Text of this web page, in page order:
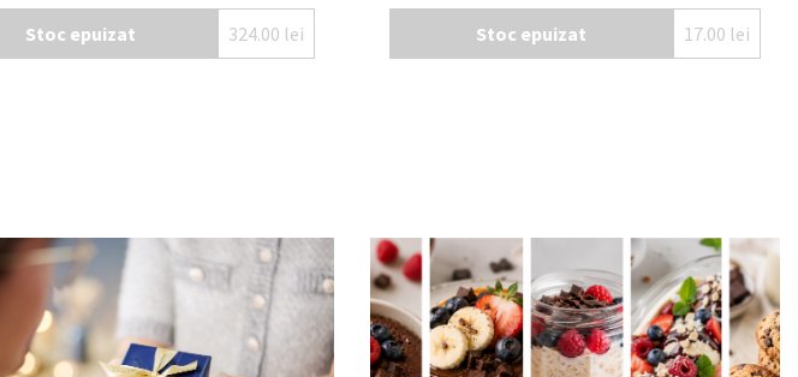
Stoc epuizat 324.00 lei Stoc epuizat 17.00 lei